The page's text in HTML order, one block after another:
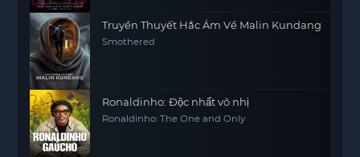
Truyền Thuyết Hắc Ám Về Malin Kundang
Smothered
Ronaldinho: Độc nhất vô nhị
Ronaldinho: The One and Only